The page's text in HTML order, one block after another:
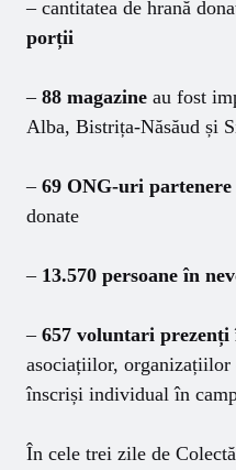
– cantitatea de hrană
porții
– 88 magazine au fost
Alba, Bistrița-Năsăud și
– 69 ONG-uri partenere
donate
– 13.570 persoane în
– 657 voluntari prezenți
asociațiilor,
înscriși individual în
În cele trei zile de